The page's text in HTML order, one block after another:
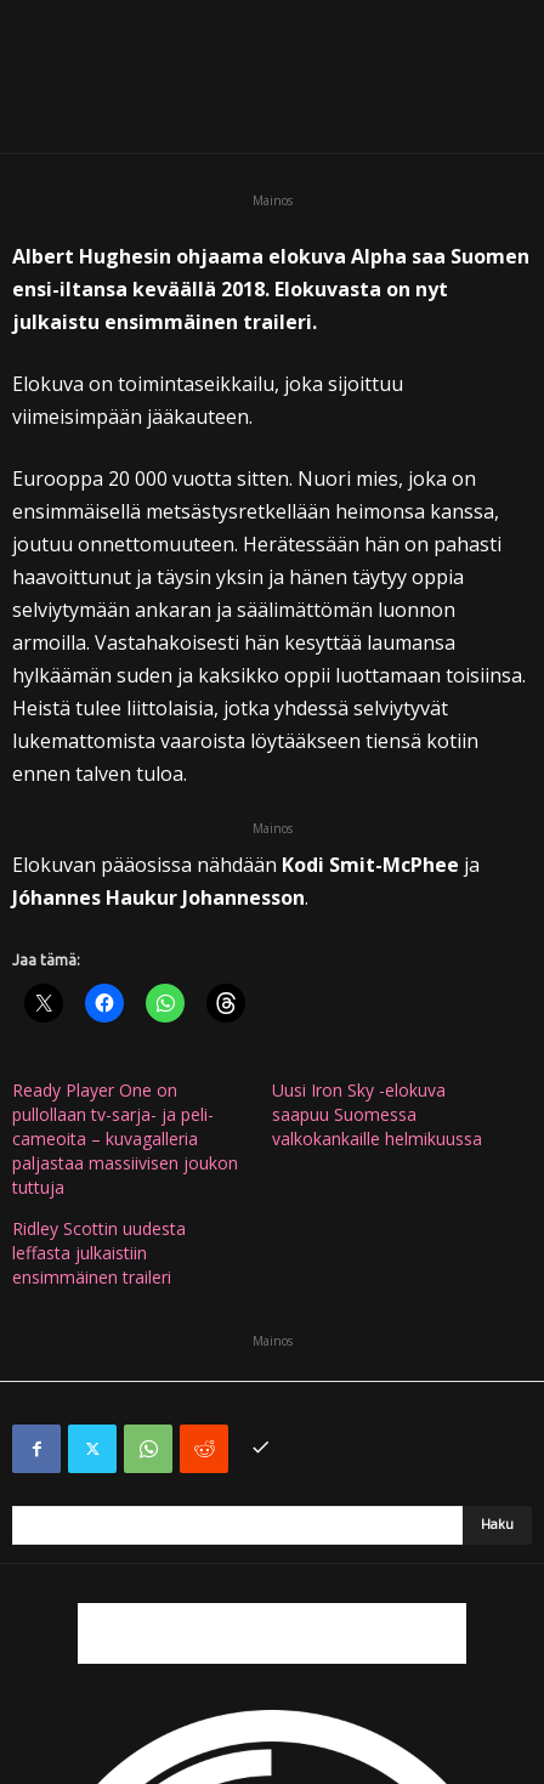
Mainos
Albert Hughesin ohjaama elokuva Alpha saa Suomen
ensi-iltansa keväällä 2018. Elokuvasta on nyt
julkaistu ensimmäinen traileri.
Elokuva on toimintaseikkailu, joka sijoittuu
viimeisimpään jääkauteen.
Eurooppa 20 000 vuotta sitten. Nuori mies, joka on
ensimmäisellä metsästysretkellään heimonsa kanssa,
joutuu onnettomuuteen. Herätessään hän on pahasti
haavoittunut ja täysin yksin ja hänen täytyy oppia
selviytymään ankaran ja säälimättömän luonnon
armoilla. Vastahakoisesti hän kesyttää laumansa
hylkäämän suden ja kaksikko oppii luottamaan toisiinsa.
Heistä tulee liittolaisia, jotka yhdessä selviytyvät
lukemattomista vaaroista löytääkseen tiensä kotiin
ennen talven tuloa.
Mainos
Elokuvan pääosissa nähdään Kodi Smit-McPhee ja
Jóhannes Haukur Johannesson.
Jaa tämä:
Ready Player One on
pullollaan tv-sarja- ja peli-
cameoita – kuvagalleria
paljastaa massiivisen joukon
tuttuja
Uusi Iron Sky -elokuva
saapuu Suomessa
valkokankaille helmikuussa
Ridley Scottin uudesta
leffasta julkaistiin
ensimmäinen traileri
Mainos